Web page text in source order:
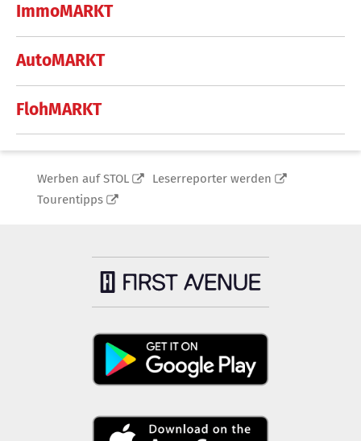
ImmoMARKT
AutoMARKT
FlohMARKT
Werben auf STOL
Leserreporter werden
Tourentipps